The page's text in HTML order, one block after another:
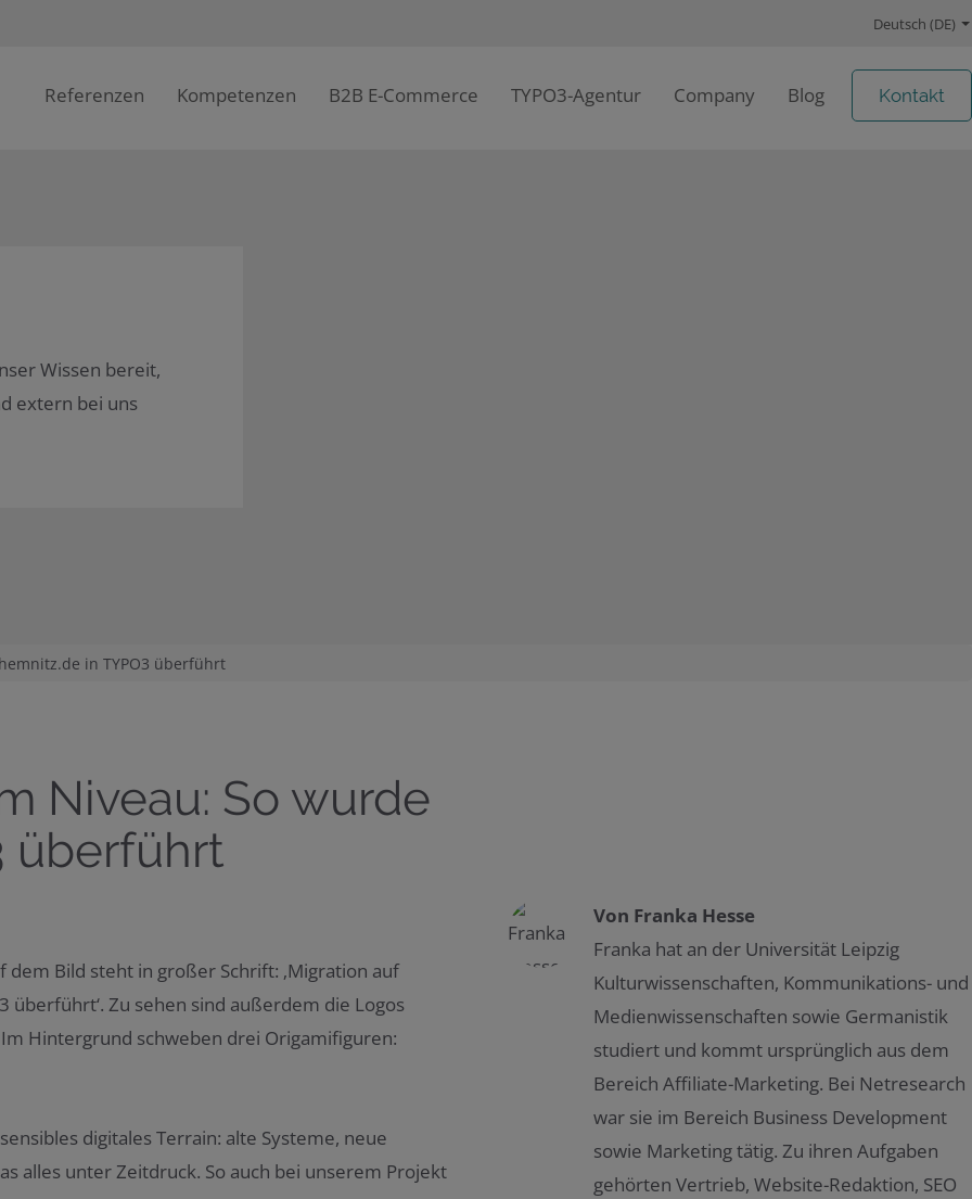
Deutsch (DE)
Referenzen Kompetenzen B2B E-Commerce TYPO3-Agentur Company Blog Kontakt
Wissen bereit,
extern bei uns
in TYPO3 überführt
Niveau: So wurde
überführt
digitales Terrain: alte Systeme, neue
alles unter Zeitdruck. So auch bei unserem Projekt
Von Franka Hesse
Franka hat an der Universität Leipzig
Kulturwissenschaften, Kommunikations- und
Medienwissenschaften sowie Germanistik
studiert und kommt ursprünglich aus dem
Bereich Affiliate-Marketing. Bei Netresearch
war sie im Bereich Business Development
sowie Marketing tätig. Zu ihren Aufgaben
gehörten Vertrieb, Website-Redaktion, SEO